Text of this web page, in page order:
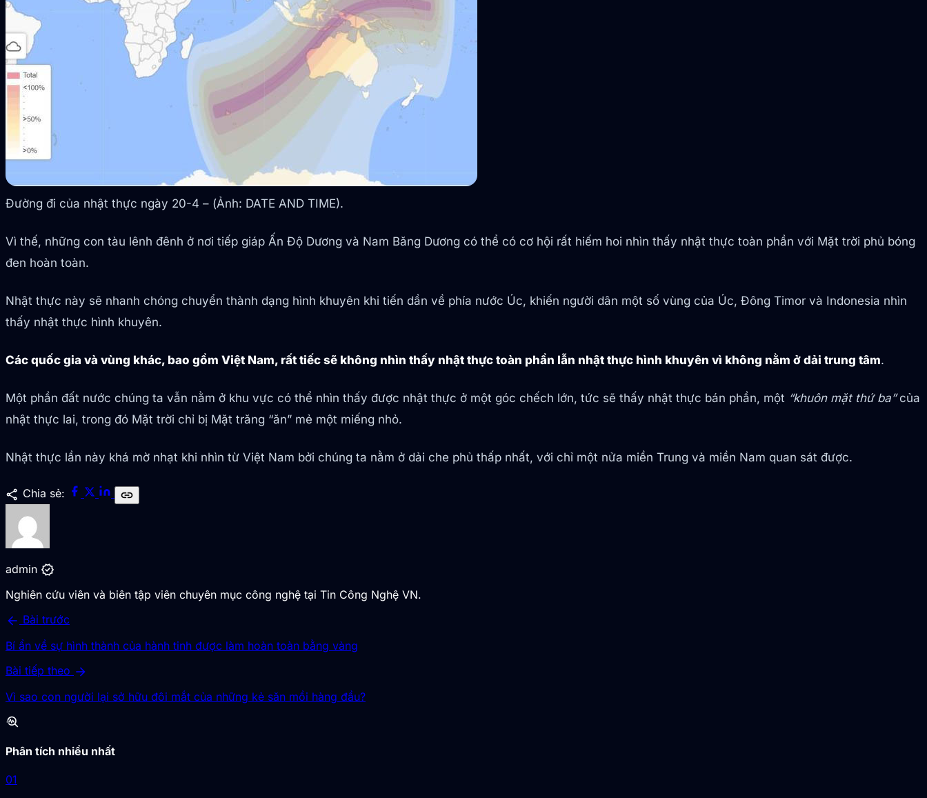
Đường đi của nhật thực ngày 20-4 – (Ảnh: DATE AND TIME).
Vì thế, những con tàu lênh đênh ở nơi tiếp giáp Ấn Độ Dương và Nam Băng Dương có thể có cơ hội rất hiếm hoi nhìn thấy nhật thực toàn phần với Mặt trời phủ bóng
đen hoàn toàn.
Nhật thực này sẽ nhanh chóng chuyển thành dạng hình khuyên khi tiến dần về phía nước Úc, khiến người dân một số vùng của Úc, Đông Timor và Indonesia nhìn
thấy nhật thực hình khuyên.
Các quốc gia và vùng khác, bao gồm Việt Nam, rất tiếc sẽ không nhìn thấy nhật thực toàn phần lẫn nhật thực hình khuyên vì không nằm ở dải trung tâm.
Một phần đất nước chúng ta vẫn nằm ở khu vực có thể nhìn thấy được nhật thực ở một góc chếch lớn, tức sẽ thấy nhật thực bán phần, một “khuôn mặt thứ ba”của
nhật thực lai, trong đó Mặt trời chỉ bị Mặt trăng “ăn” mẻ một miếng nhỏ.
Nhật thực lần này khá mờ nhạt khi nhìn từ Việt Nam bởi chúng ta nằm ở dải che phủ thấp nhất, với chỉ một nửa miền Trung và miền Nam quan sát được.
share Chia sẻ: link
admin verified
Nghiên cứu viên và biên tập viên chuyên mục công nghệ tại Tin Công Nghệ VN.
arrow_back Bài trước
Bí ẩn về sự hình thành của hành tinh được làm hoàn toàn bằng vàng
Bài tiếp theo arrow_forward
Vì sao con người lại sở hữu đôi mắt của những kẻ săn mồi hàng đầu?
troubleshoot
Phân tích nhiều nhất
01